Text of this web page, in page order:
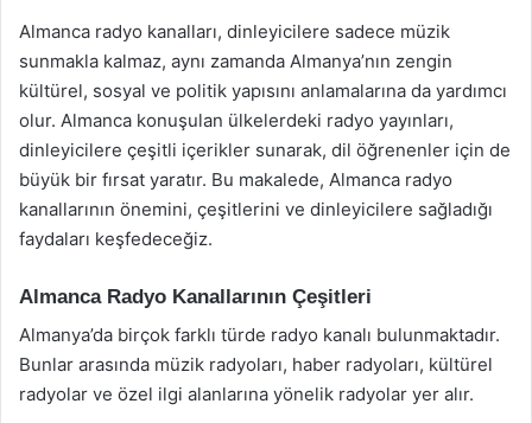
Almanca radyo kanalları, dinleyicilere sadece müzik
sunmakla kalmaz, aynı zamanda Almanya’nın zengin
kültürel, sosyal ve politik yapısını anlamalarına da yardımcı
olur. Almanca konuşulan ülkelerdeki radyo yayınları,
dinleyicilere çeşitli içerikler sunarak, dil öğrenenler için de
büyük bir fırsat yaratır. Bu makalede, Almanca radyo
kanallarının önemini, çeşitlerini ve dinleyicilere sağladığı
faydaları keşfedeceğiz.
Almanca Radyo Kanallarının Çeşitleri
Almanya’da birçok farklı türde radyo kanalı bulunmaktadır.
Bunlar arasında müzik radyoları, haber radyoları, kültürel
radyolar ve özel ilgi alanlarına yönelik radyolar yer alır.